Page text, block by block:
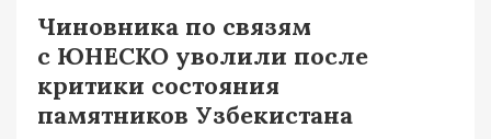
Чиновника по связям
с ЮНЕСКО уволили после
критики состояния
памятников Узбекистана